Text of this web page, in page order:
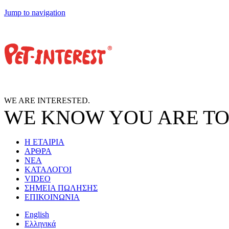
Jump to navigation
WE ARE INTERESTED.
WE KNOWYOU ARE
Η ΕΤΑΙΡΙΑ
ΑΡΘΡΑ
ΝΕΑ
ΚΑΤΑΛΟΓΟΙ
VIDEO
ΣΗΜΕΙΑ ΠΩΛΗΣΗΣ
ΕΠΙΚΟΙΝΩΝΙΑ
English
Ελληνικά